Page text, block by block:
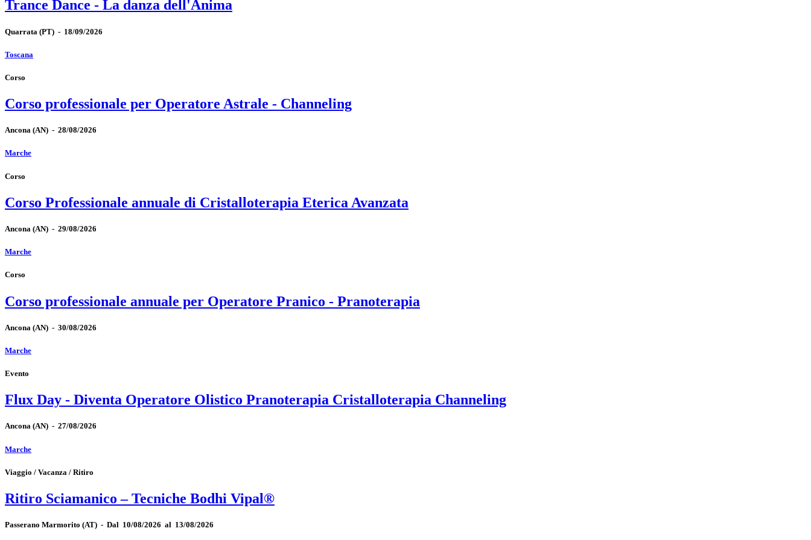
Trance Dance - La danza dell'Anima
Quarrata (PT) - 18/09/2026
Toscana
Corso
Corso professionale per Operatore Astrale - Channeling
Ancona (AN) - 28/08/2026
Marche
Corso
Corso Professionale annuale di Cristalloterapia Eterica Avanzata
Ancona (AN) - 29/08/2026
Marche
Corso
Corso professionale annuale per Operatore Pranico - Pranoterapia
Ancona (AN) - 30/08/2026
Marche
Evento
Flux Day - Diventa Operatore Olistico Pranoterapia Cristalloterapia Channeling
Ancona (AN) - 27/08/2026
Marche
Viaggio / Vacanza / Ritiro
Ritiro Sciamanico – Tecniche Bodhi Vipal®
Passerano Marmorito (AT) - Dal 10/08/2026 al 13/08/2026